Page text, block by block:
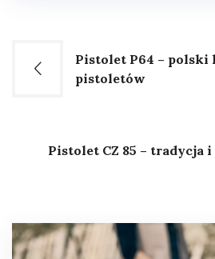
Nawigacja
wpisu
Pistolet P64 –
pistoletów
Pistolet CZ 85 – tradycja